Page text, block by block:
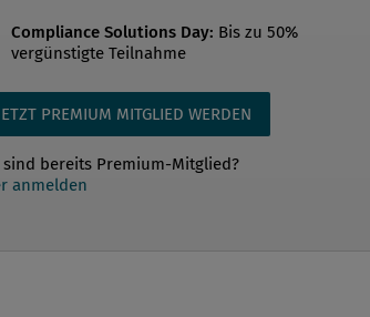
Compliance Solutions Day: Bis zu 50%
vergünstigte Teilnahme
PREMIUM MITGLIED WERDEN
sind bereits Premium-Mitglied?
anmelden